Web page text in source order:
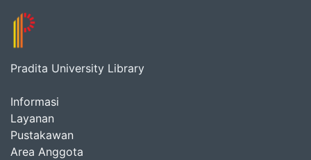
Pradita University Library
Informasi
Layanan
Pustakawan
Area Anggota